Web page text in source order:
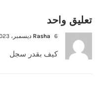
تعليق واحد
Rasha 6 ديسمبر، 2023 at 11:29 ص
كيف بقدر سجل